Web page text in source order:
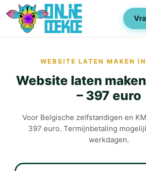
WEBSITE LATEN MAKEN
Website laten
– 397 euro
Voor Belgische zelfstandigen en
397 euro. Termijnbetaling
werkdagen.